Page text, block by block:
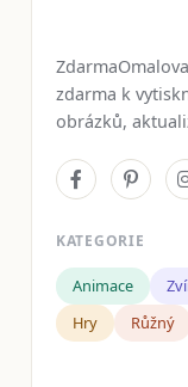
zdarma k
obrázků,
KATEGORIE
Animace
Hry
Růžný